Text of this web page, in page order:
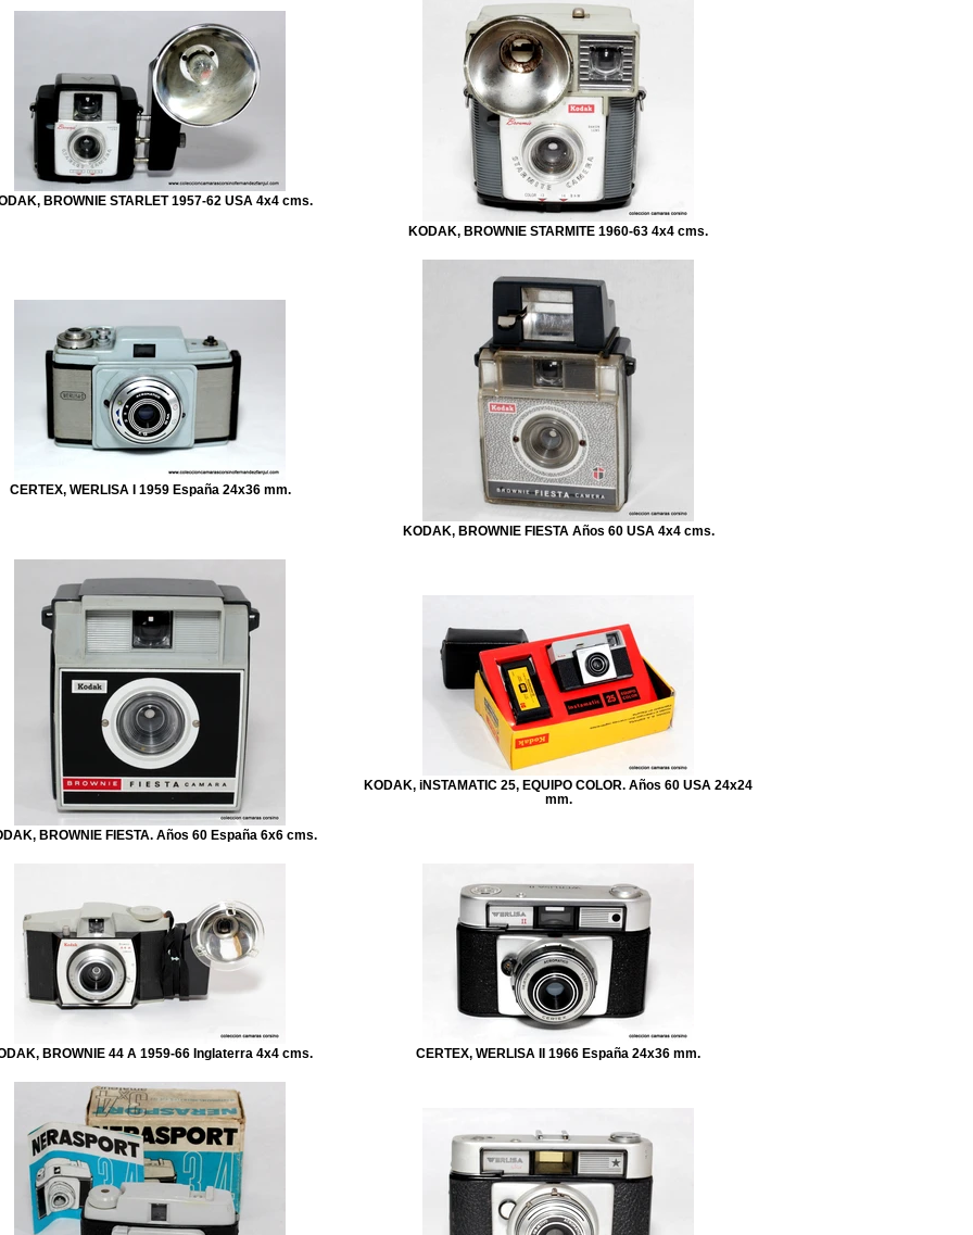
BROWNIE STARLET 1957-62 USA 4x4 cms.
KODAK, BROWNIE STARMITE 1960-63 4x4 cms.
CERTEX, WERLISA I 1959 España 24x36 mm.
KODAK, BROWNIE FIESTA Años 60 USA 4x4 cms.
BROWNIE FIESTA. Años 60 España 6x6 cms.
KODAK, iNSTAMATIC 25, EQUIPO COLOR. Años 60 USA 24x24
mm.
BROWNIE 44 A 1959-66 Inglaterra 4x4 cms. CERTEX, WERLISA II 1966 España 24x36 mm.